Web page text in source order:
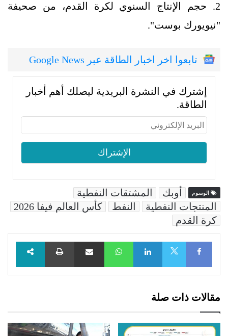
2. حجم الإنتاج السنوي لكرة القدم، من صحيفة
"نيويورك بوست".
تابعوا اخر اخبار الطاقة عبر Google News
إشترك في النشرة البريدية ليصلك أهم أخبار
الطاقة.
الوسوم أوبك
المشتقات النفطية
المنتجات النفطية
النفط
كأس العالم فيفا 2026
كرة القدم
Facebook
LinkedIn
WhatsAppمشاركة عبر البريد طباعة
مقالات ذات صلة